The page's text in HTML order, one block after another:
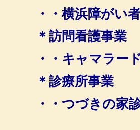
・・横浜障が
＊訪問看護事業
・・キャマラー
＊診療所事業
・・つづきの家